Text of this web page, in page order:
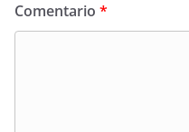
Comentario *